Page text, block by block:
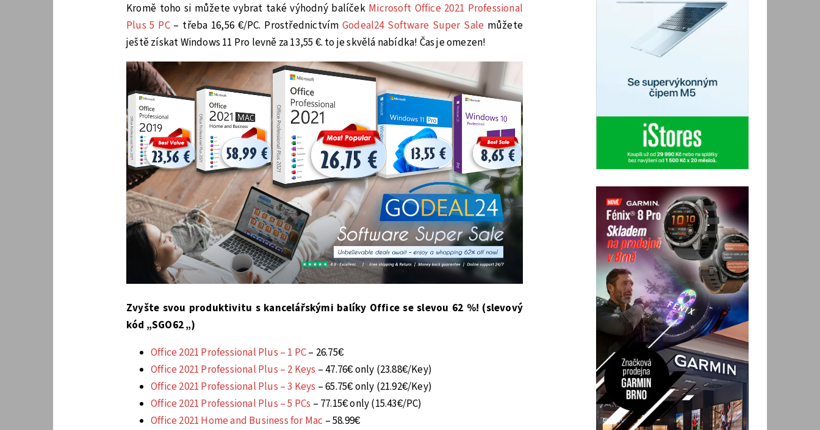
Kromě toho si můžete vybrat také výhodný balíček Microsoft Office 2021 Professional
Plus 5 PC– třeba 16,56 €/PC. ProstřednictvímGodeal24 Software Super Sale můžete
ještě získat Windows 11 Pro levně za 13,55 €. to je skvělá nabídka! Čas je omezen!
Zvyšte svou produktivitu s kancelářskými balíky Office se slevou 62 %! (slevový
kód „SGO62„)
Office 2021 Professional Plus – 1 PC– 26.75€
Office 2021 Professional Plus – 2 Keys – 47.76€ only (23.88€/Key)
Office 2021 Professional Plus – 3 Keys – 65.75€ only (21.92€/Key)
Office 2021 Professional Plus – 5 PCs – 77.15€ only (15.43€/PC)
Office 2021 Home and Business for Mac – 58.99€